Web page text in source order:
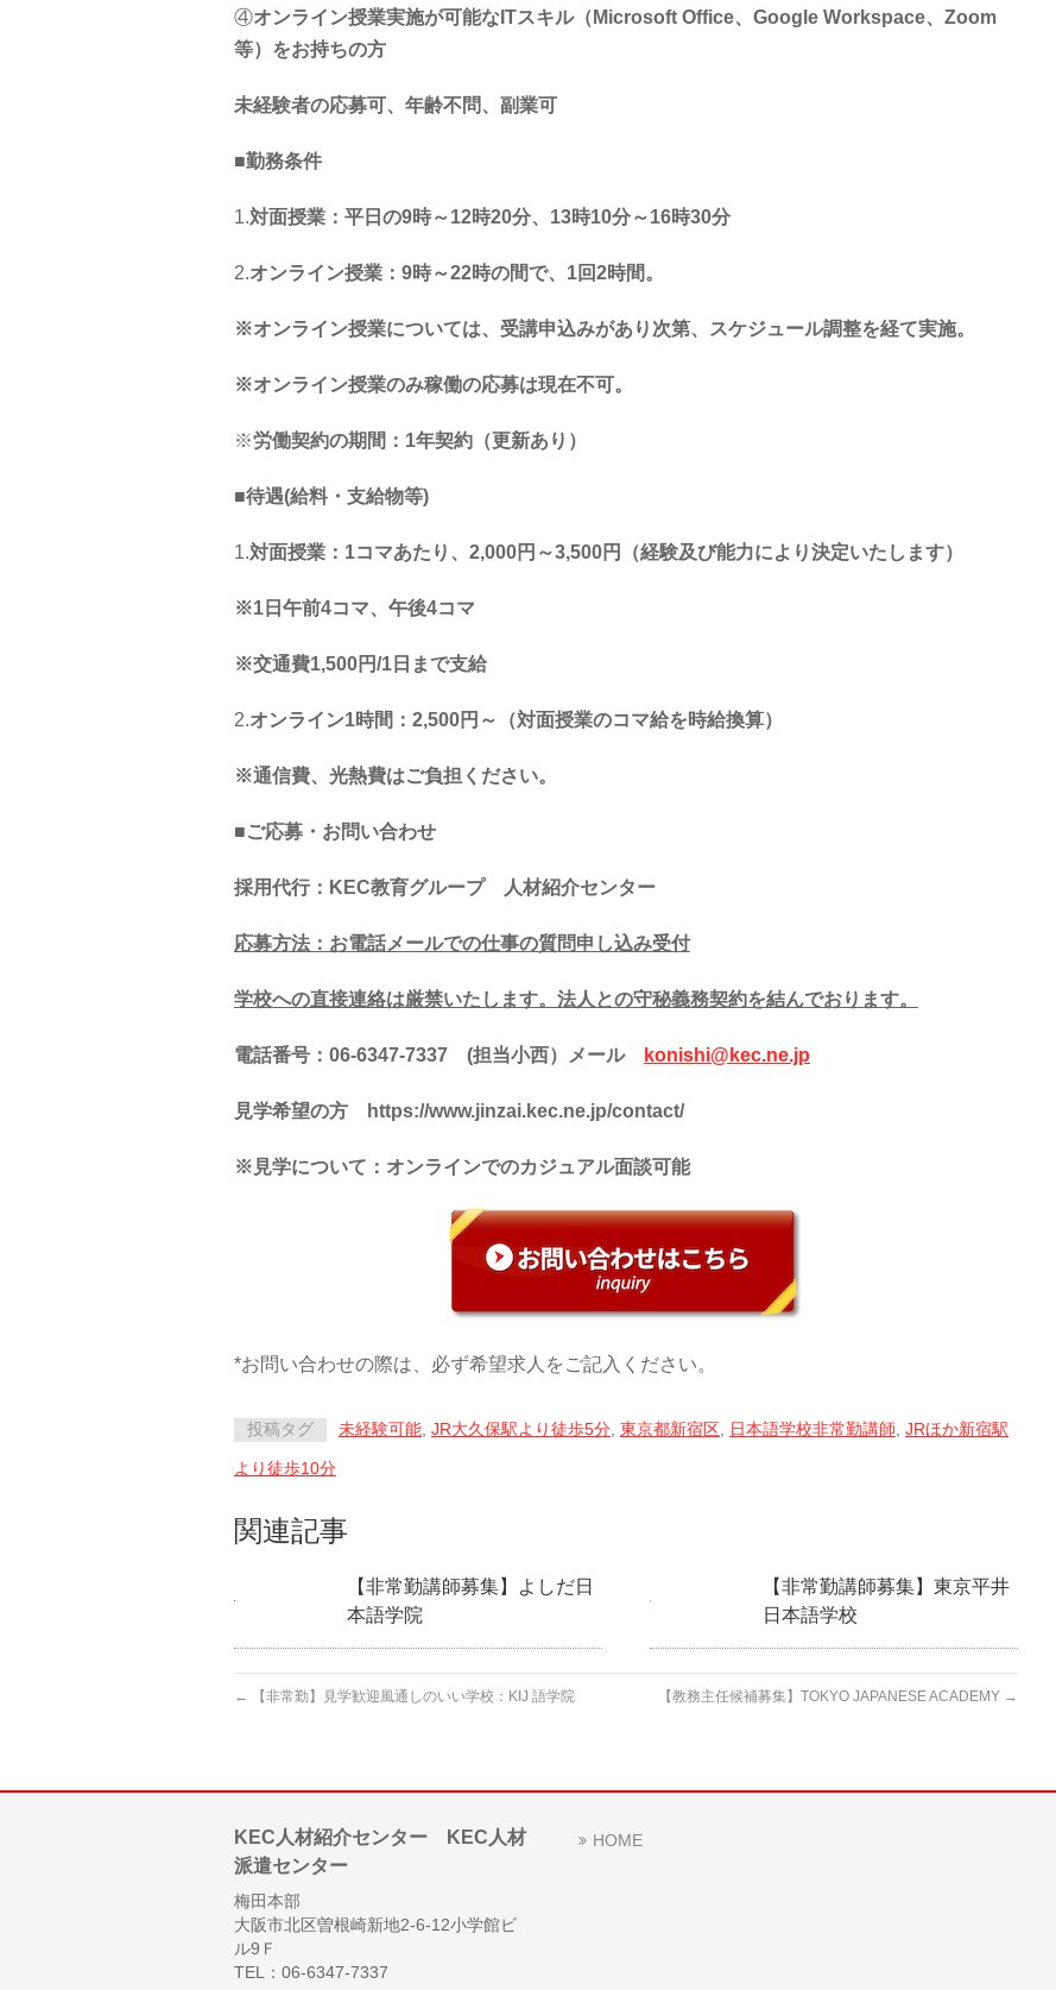
④オンライン授業実施が可能な ITスキル（ Microsoft Office、 Google Workspace、 Zoom
等）をお持ちの方
未経験者の応募可、年齢不問、副業可
■勤務条件
1.対面授業：平日の9時～12時20分、 13時10分～16時30分
2.オンライン授業：9時～22時の間で、1回2時間。
※オンライン授業については、受講申込みがあり次第、スケジュール調整を経て実施。
※オンライン授業のみ稼働の応募は現在不可。
※労働契約の期間：1年契約（更新あり）
■待遇(給料・支給物等)
1.対面授業：​1コマあたり、2,000円～3,500円（経験及び能力により決定いたします）
※1 日午前4コマ、午後4コマ
※交通費1,500円/1 日まで支給
2.オンライン​1時間：2,500円～（対面授業のコマ給を時給換算）
※通信費、光熱費はご負担ください。
■ご応募・お問い合わせ
採用代行：KEC教育グループ 人材紹介センター
応募方法： お電話メールでの仕事の質問申し込み受付
学校への直接連絡は厳禁いたします。法人との守秘義務契約を結んでおります。
電話番号： 06-6347-7337 (担当小西）メール konishi@kec.ne.jp
見学希望の方 https://www.jinzai.kec.ne.jp/contact/
※見学について：オンラインでのカジュアル面談可能
*お問い合わせの際は、必ず希望求人をご記入ください。
投稿タグ 未経験可能, JR大久保駅より徒歩5分, 東京都新宿区 , 日本語学校非常勤講師, JRほか新宿駅
より徒歩10分
関連記事
【非常勤講師募集】よしだ日
本語学院
【非常勤講師募集】東京平井
日本語学校
← 【非常勤】見学歓迎風通しのいい学校：KIJ 語学院 【教務主任候補募集】TOKYO JAPANESE ACADEMY →
KEC人材紹介センター KEC人材
派遣センター
梅田本部
大阪市北区曽根崎新地2-6-12小学館ビ
ル9Ｆ
TEL：06-6347-7337
HOME